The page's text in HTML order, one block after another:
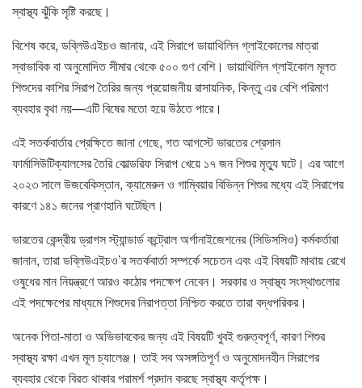
স্বাস্থ্য ঝুঁকি সৃষ্টি করছে।
বিশেষ করে, ডব্লিউএইচও জানায়, এই সিরাপে ডায়াথিলিন গ্লাইকোলের মাত্রা
স্বাভাবিক বা অনুমোদিত সীমার থেকে ৫০০ গুণ বেশি। ডায়াথিলিন গ্লাইকোল মূলত
শিশুদের কাশির সিরাপ তৈরির জন্য প্রয়োজনীয় রাসায়নিক, কিন্তু এর বেশি পরিমাণ
ব্যবহার বৃথা নয়—এটি বিষের মতো হয়ে উঠতে পারে।
এই সতর্কবার্তার প্রেক্ষিতে জানা গেছে, গত আগস্টে ভারতের শ্রেসান
ফার্মাসিউটিক্যালসের তৈরি কোল্ডরিফ সিরাপ খেয়ে ১৭ জন শিশুর মৃত্যু ঘটে। এর আগে
২০২৩ সালে উজবেকিস্তান, ক্যামেরুন ও গাম্বিয়ার বিভিন্ন শিশুর মধ্যে এই সিরাপের
কারণে ১৪১ জনের প্রাণহানি ঘটেছিল।
ভারতের কেন্দ্রীয় ড্রাগস স্ট্যান্ডার্ড কন্ট্রোল অর্গানাইজেশনের (সিডিসসিও) কর্মকর্তারা
জানান, তারা ডব্লিউএইচও’র সতর্কবার্তা সম্পর্কে সচেতন এবং এই বিষয়টি মাথায় রেখে
ওষুধের মান নিয়ন্ত্রণে আরও কঠোর পদক্ষেপ নেবেন। সরকার ও স্বাস্থ্য সংস্থাগুলোর
এই পদক্ষেপের মাধ্যমে শিশুদের নিরাপত্তা নিশ্চিত করতে তারা বদ্ধপরিকর।
অনেক পিতা-মাতা ও অভিভাবকের জন্য এই বিষয়টি খুবই গুরুত্বপূর্ণ, কারণ শিশুর
স্বাস্থ্য রক্ষা এখন মূল চ্যালেঞ্জ। তাই সব অসঙ্গতিপূর্ণ ও অনুমোদনহীন সিরাপের
ব্যবহার থেকে বিরত থাকার পরামর্শ প্রদান করছে স্বাস্থ্য কর্তৃপক্ষ।